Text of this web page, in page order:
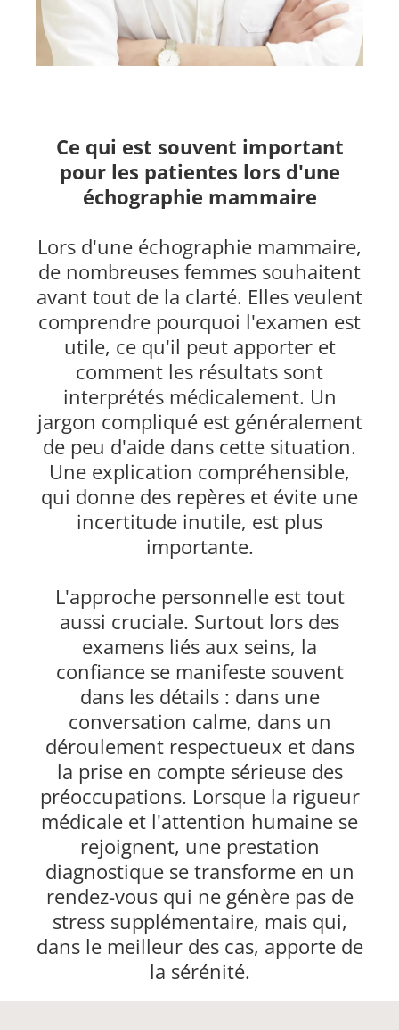
Ce qui est souvent important
pour les patientes lors d'une
échographie mammaire
Lors d'une échographie mammaire,
de nombreuses femmes souhaitent
avant tout de la clarté. Elles veulent
comprendre pourquoi l'examen est
utile, ce qu'il peut apporter et
comment les résultats sont
interprétés médicalement. Un
jargon compliqué est généralement
de peu d'aide dans cette situation.
Une explication compréhensible,
qui donne des repères et évite une
incertitude inutile, est plus
importante.
L'approche personnelle est tout
aussi cruciale. Surtout lors des
examens liés aux seins, la
confiance se manifeste souvent
dans les détails : dans une
conversation calme, dans un
déroulement respectueux et dans
la prise en compte sérieuse des
préoccupations. Lorsque la rigueur
médicale et l'attention humaine se
rejoignent, une prestation
diagnostique se transforme en un
rendez-vous qui ne génère pas de
stress supplémentaire, mais qui,
dans le meilleur des cas, apporte de
la sérénité.